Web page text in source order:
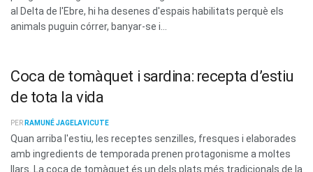
al Delta de l'Ebre, hi ha desenes d'espais habilitats perquè els
animals puguin córrer, banyar-se i...
Coca de tomàquet i sardina: recepta d’estiu
de tota la vida
PER RAMUNÉ JAGELAVICUTE
Quan arriba l'estiu, les receptes senzilles, fresques i elaborades
amb ingredients de temporada prenen protagonisme a moltes
llars. La coca de tomàquet és un dels plats més tradicionals de la